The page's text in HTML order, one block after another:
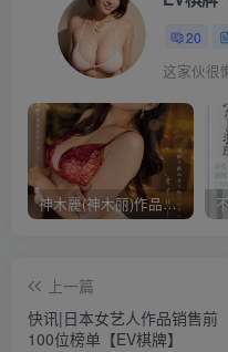
20
这家伙很
神木麗(神木丽)作品STARS-804发布！出道一周年，华丽布拉甲闪亮动人！【EV棋牌】
上一篇
快讯|日本女艺人作品销售前
100位榜单【EV棋牌】